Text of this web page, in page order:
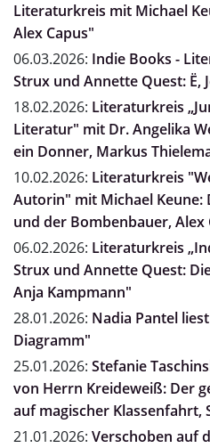
Literaturkreis mit Michael
Alex Capus"
06.03.2026: Indie Books -
Strux und Annette Quest: Ë,
18.02.2026: Literaturkreis
Literatur" mit Dr. Angelika
ein Donner, Markus
10.02.2026: Literaturkreis
Autorin" mit Michael Keune:
und der Bombenbauer, Alex
06.02.2026: Literaturkreis
Strux und Annette Quest:
Anja Kampmann"
28.01.2026: Nadia Pantel
Diagramm"
25.01.2026: Stefanie
von Herrn Kreideweiß: Der
auf magischer Klassenfahrt,
21.01.2026: Verschoben auf